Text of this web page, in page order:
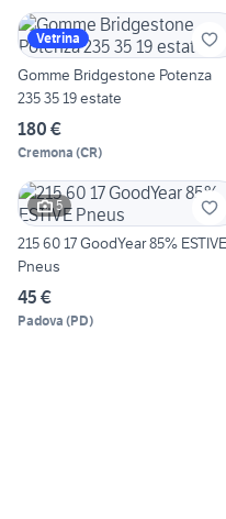
Vetrina
Gomme Bridgestone Potenza
235 35 19 estate
180 €
Cremona (CR)
5
215 60 17 GoodYear 85% ESTIVE
Pneus
45 €
Padova (PD)